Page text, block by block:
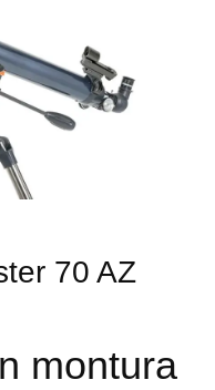
70 AZ
montura